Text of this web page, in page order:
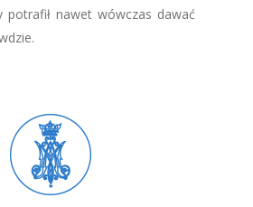
potrafił nawet wówczas dawać